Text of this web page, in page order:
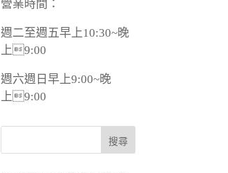
營業時間：
週二至週五早上10:30~晚
上9:00
週六週日早上9:00~晚
上9:00